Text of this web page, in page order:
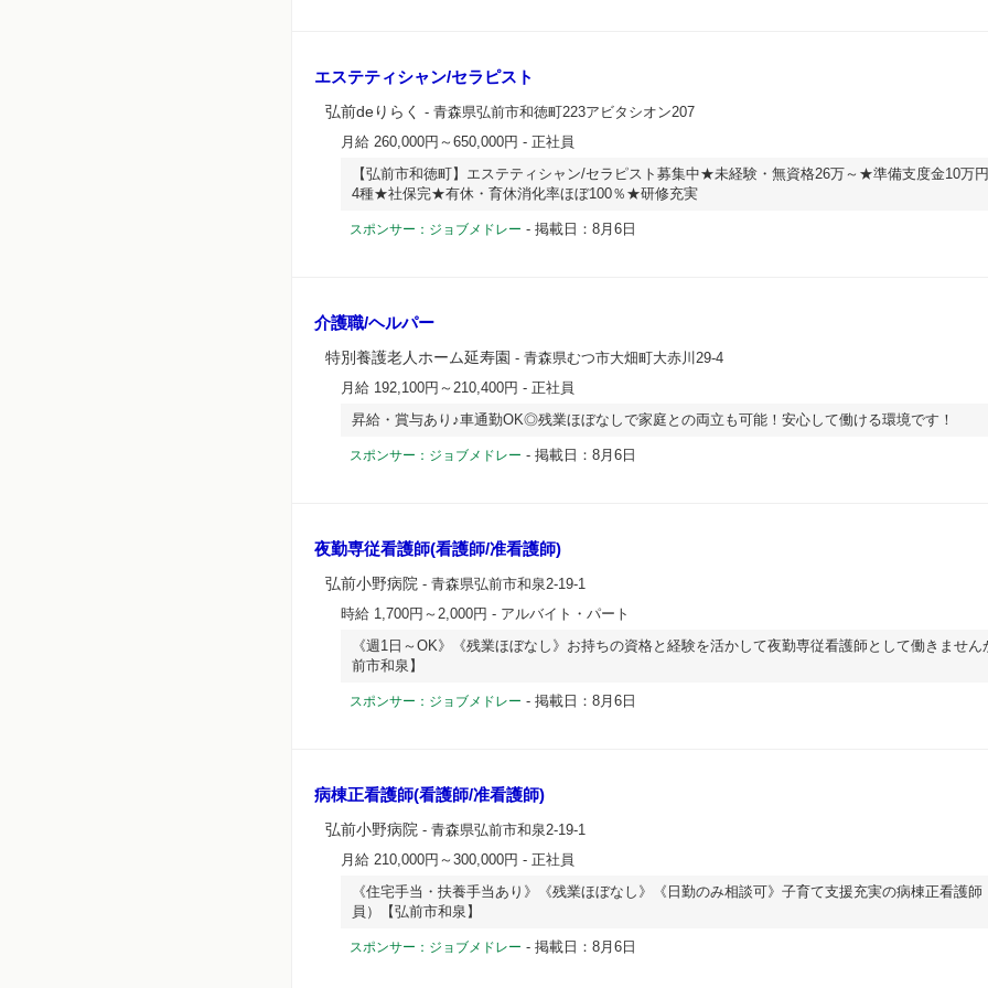
エステティシャン/セラピスト
弘前deりらく - 青森県弘前市和徳町223アビタシオン207
月給 260,000円～650,000円 - 正社員
【弘前市和徳町】エステティシャン/セラピスト募集中★未経験・無資格26万～★準備支度金10万
4種★社保完★有休・育休消化率ほぼ100％★研修充実
スポンサー：ジョブメドレー - 掲載日：8月6日
介護職/ヘルパー
特別養護老人ホーム延寿園 - 青森県むつ市大畑町大赤川29-4
月給 192,100円～210,400円 - 正社員
昇給・賞与あり♪車通勤OK◎残業ほぼなしで家庭との両立も可能！安心して働ける環境です！
スポンサー：ジョブメドレー - 掲載日：8月6日
夜勤専従看護師(看護師/准看護師)
弘前小野病院 - 青森県弘前市和泉2-19-1
時給 1,700円～2,000円 - アルバイト・パート
《週1日～OK》《残業ほぼなし》お持ちの資格と経験を活かして夜勤専従看護師として働きません
前市和泉】
スポンサー：ジョブメドレー - 掲載日：8月6日
病棟正看護師(看護師/准看護師)
弘前小野病院 - 青森県弘前市和泉2-19-1
月給 210,000円～300,000円 - 正社員
《住宅手当・扶養手当あり》《残業ほぼなし》《日勤のみ相談可》子育て支援充実の病棟正看護師
員）【弘前市和泉】
スポンサー：ジョブメドレー - 掲載日：8月6日